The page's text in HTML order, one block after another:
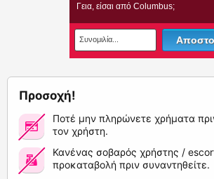
Προσοχή!
Ποτέ μην πληρώνετε χρήματα
τον χρήστη.
Κανένας σοβαρός χρήστης /
προκαταβολή πριν συναντηθείτε.